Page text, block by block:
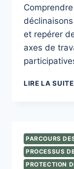
et repérer
axes de
LIRE LA SUITE
PARCOURS
PROCESSUS
PROTECTION